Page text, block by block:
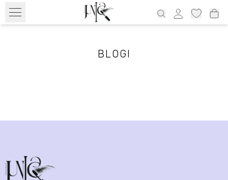
Tasuta transport alates 39€ üle Eesti ja 69€ Läti, 69€ Leedu, 100€
Soome
BLOGI